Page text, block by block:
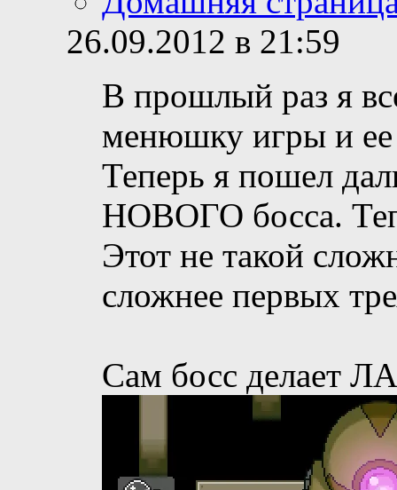
26.09.2012 в 21:59
В прошлый раз я
менюшку игры и ее
Теперь я пошел
НОВОГО босса.
Этот не такой
сложнее первых
Сам босс делает